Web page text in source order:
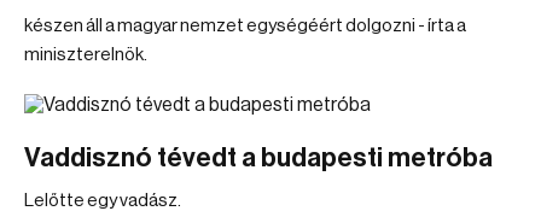
készen áll a magyar nemzet egységéért dolgozni - írta a
miniszterelnök.
Vaddisznó tévedt a budapesti metróba
Lelőtte egy vadász.